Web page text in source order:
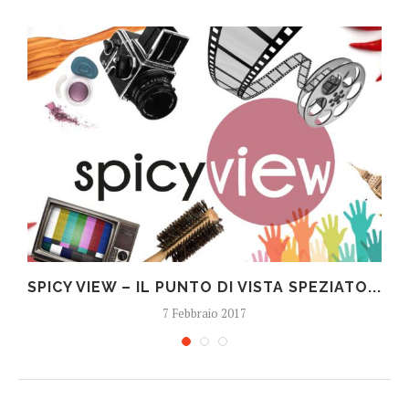
SPICY VIEW – IL PUNTO DI VISTA SPEZIATO...
7 Febbraio 2017